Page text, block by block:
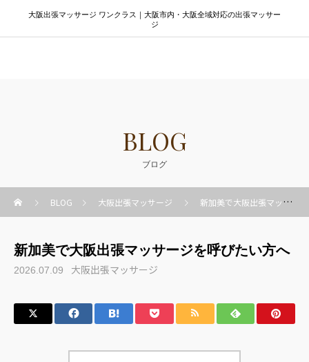
大阪出張マッサージ ワンクラス｜大阪市内・大阪全域対応の出張マッサー
ジ
BLOG
ブログ
BLOG 大阪出張マッサージ 新加美で大阪出張マッサージを呼びたい方へ
新加美で大阪出張マッサージを呼びたい方へ
2026.07.09 大阪出張マッサージ